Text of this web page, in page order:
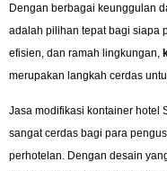
Dengan berbagai keunggulan
adalah pilihan tepat bagi siapa
efisien, dan ramah lingkungan,
merupakan langkah cerdas
Jasa modifikasi kontainer hotel
sangat cerdas bagi para
perhotelan. Dengan desain